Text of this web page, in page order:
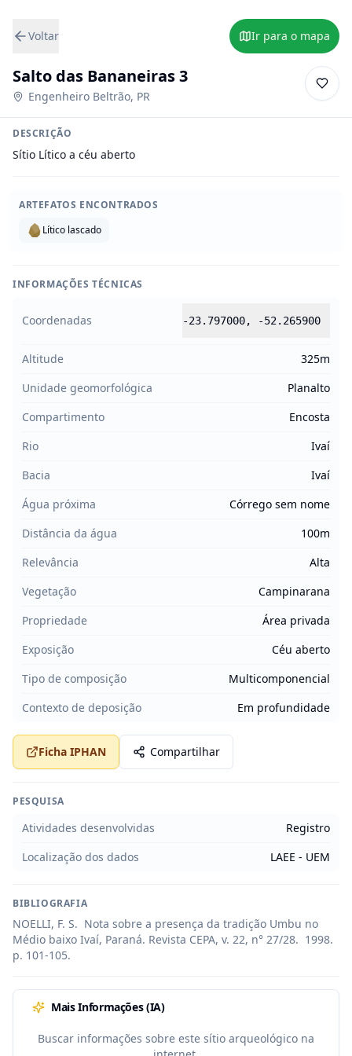
Voltar Ir para o mapa
Salto das Bananeiras 3
Engenheiro Beltrão, PR
DESCRIÇÃO
Sítio Lítico a céu aberto
ARTEFATOS ENCONTRADOS
Lítico lascado
INFORMAÇÕES TÉCNICAS
Coordenadas -23.797000, -52.265900
Altitude
325m
Unidade geomorfológica
Planalto
Compartimento
Encosta
Rio
Ivaí
Bacia
Ivaí
Água próxima
Córrego sem nome
Distância da água
100m
Relevância
Alta
Vegetação
Campinarana
Propriedade
Área privada
Exposição
Céu aberto
Tipo de composição
Multicomponencial
Contexto de deposição
Em profundidade
Ficha IPHAN Compartilhar
PESQUISA
Atividades desenvolvidas
Registro
Localização dos dados
LAEE - UEM
BIBLIOGRAFIA
NOELLI, F. S.  Nota sobre a presença da tradição Umbu no
Médio baixo Ivaí, Paraná. Revista CEPA, v. 22, n° 27/28.  1998.
p. 101-105.
Mais Informações (IA)
Buscar informações sobre este sítio arqueológico na